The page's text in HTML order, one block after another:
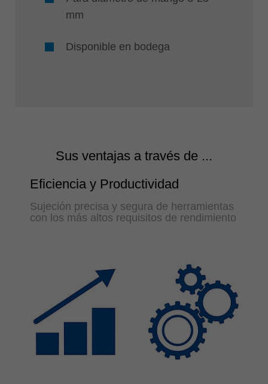
mm
Disponible en bodega
Sus ventajas a través de ...
Eficiencia y Productividad
Sujeción precisa y segura de herramientas
con los más altos requisitos de rendimiento